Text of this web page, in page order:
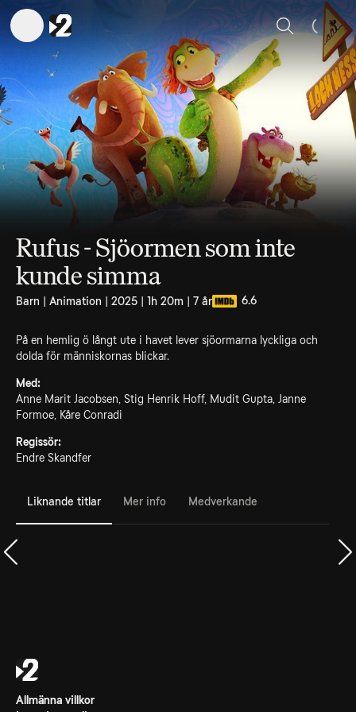
Sök
Rufus - Sjöormen som inte
kunde simma
Barn | Animation | 2025 | 1h 20m | 7 år 6.6
På en hemlig ö långt ute i havet lever sjöormarna lyckliga och
dolda för människornas blickar.
Med:
Anne Marit Jacobsen, Stig Henrik Hoff, Mudit Gupta, Janne
Formoe, Kåre Conradi
Regissör:
Endre Skandfer
Liknande titlar Mer info Medverkande
Allmänna villkor